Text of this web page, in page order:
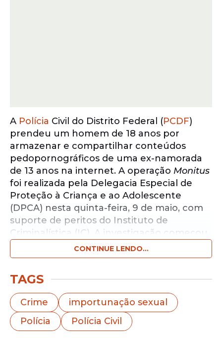
A Polícia Civil do Distrito Federal (PCDF)
prendeu um homem de 18 anos por
armazenar e compartilhar conteúdos
pedopornográficos de uma ex-namorada
de 13 anos na internet. A operação Monitus
foi realizada pela Delegacia Especial de
Proteção à Criança e ao Adolescente
(DPCA) nesta quinta-feira, 9 de maio, com
suporte de peritos do Instituto de
Criminalística (IC). A investigação começou
em agosto de 2023.
de Prefeiturapelo nosso canal.
Entrar no canal
CONTINUE LENDO...
TAGS
Crime
importunação sexual
Polícia
Polícia Civil